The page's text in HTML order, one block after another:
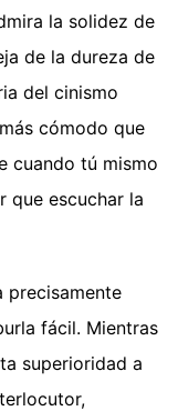
la solidez de
de la dureza de
del cinismo
cómodo que
cuando tú mismo
que escuchar la
precisamente
fácil. Mientras
superioridad a